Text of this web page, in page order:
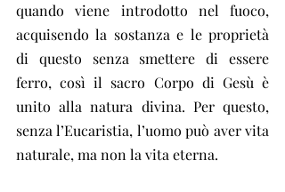
quando viene introdotto nel fuoco,
acquisendo la sostanza e le proprietà
di questo senza smettere di essere
ferro, così il sacro Corpo di Gesù è
unito alla natura divina. Per questo,
senza l’Eucaristia, l’uomo può aver vita
naturale, ma non la vita eterna.